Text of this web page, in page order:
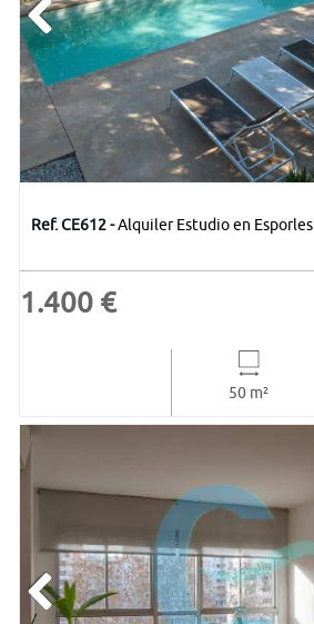
Ref. CE612 -Alquiler Estudio en Esporles
50 m²
1.400 €